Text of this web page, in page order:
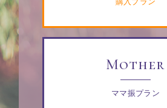
Mother
ママ振プラン